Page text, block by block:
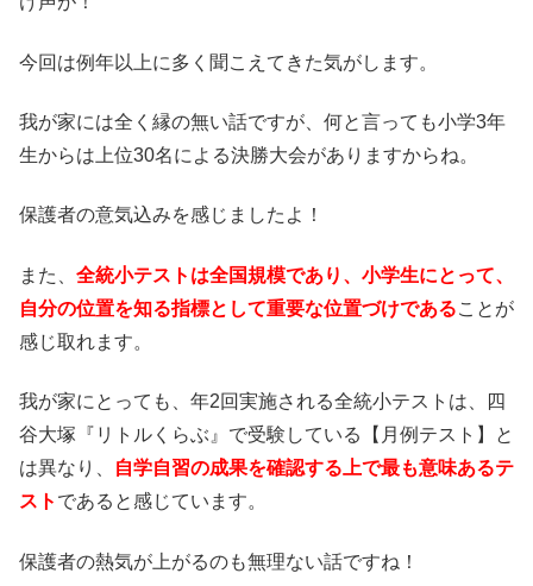
今回は例年以上に多く聞こえてきた気がします。
我が家には全く縁の無い話ですが、何と言っても小学3年
生からは上位30名による決勝大会がありますからね。
保護者の意気込みを感じましたよ！
また、 全統小テストは全国規模であり、小学生にとって、
自分の位置を知る指標として重要な位置づけであることが
感じ取れます。
我が家にとっても、年2回実施される全統小テストは、四
谷大塚『リトルくらぶ』で受験している【月例テスト】と
は異なり、
自学自習の成果を確認する上で最も意味あるテ
スト であると感じています。
保護者の熱気が上がるのも無理ない話ですね！